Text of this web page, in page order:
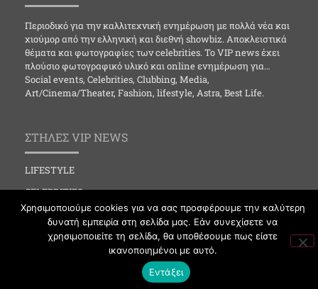
Περιοδικό για την καλλιτεχνική ενημέρωση με πολλά νέα και
χιούμορ από την ελληνική και διεθνή showbiz. Αποκλειστικά
θέματα και φωτογραφίες των celebrities. Το VIP news έχει
πλούσιο φωτογραφικό υλικό και online ενημέρωση για…
Social events, Celebrities, Clubbing, Media,
Art/Cinema/Theater, Fashion, lifestyle, Astra, Best Life.
ΣΤΗΛΕΣ VIP NEWS
LIFESTYLE
CELEBRITIES
MEDIA
SOCIAL EVENTS
Χρησιμοποιούμε cookies για να σας προσφέρουμε την καλύτερη
δυνατή εμπειρία στη σελίδα μας. Εάν συνεχίσετε να
χρησιμοποιείτε τη σελίδα, θα υποθέσουμε πως είστε
ικανοποιημένοι με αυτό.
Εντάξει